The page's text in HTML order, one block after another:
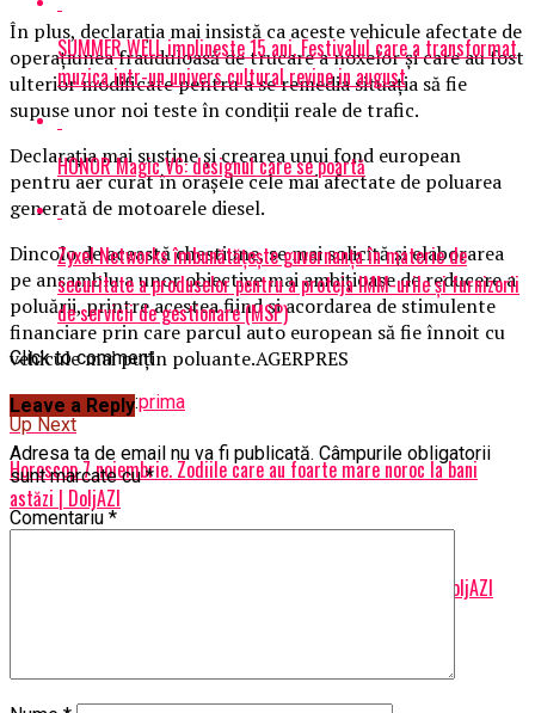
În plus, declaraţia mai insistă ca aceste vehicule afectate de
operaţiunea frauduloasă de trucare a noxelor şi care au fost
ulterior modificate pentru a se remedia situaţia să fie
supuse unor noi teste în condiţii reale de trafic.
Declaraţia mai susţine şi crearea unui fond european
pentru aer curat în oraşele cele mai afectate de poluarea
generată de motoarele diesel.
Dincolo de această chestiune, se mai solicită şi elaborarea
pe ansamblu a unor obiective mai ambiţioase de reducere a
poluării, printre acestea fiind şi acordarea de stimulente
financiare prin care parcul auto european să fie înnoit cu
vehicule mai puţin poluante.AGERPRES
Related Topics:prima
Up Next
Horoscop 7 noiembrie. Zodiile care au foarte mare noroc la bani
astăzi | DoljAZI
Decizia ALDE privind coaliția. Tăriceanu dă cărțile pe față | DoljAZI
SUMMER WELL implineste 15 ani. Festivalul care a transformat
muzica intr-un univers cultural revine in august
HONOR Magic V6: designul care se poartă
Zyxel Networks îmbunătățește guvernanța în materie de
securitate a produselor pentru a proteja IMM-urile și furnizorii
de servicii de gestionare (MSP)
Click to comment
Leave a Reply
Adresa ta de email nu va fi publicată. Câmpurile obligatorii
sunt marcate cu*
Comentariu *